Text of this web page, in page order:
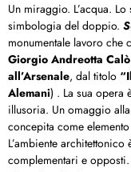
Un miraggio. L’acqua.
simbologia del doppio.
monumentale lavoro che
Giorgio Andreotta Calò
all’Arsenale, dal titolo
Alemani) . La sua opera
illusoria. Un omaggio
concepita come
L’ambiente
complementari e